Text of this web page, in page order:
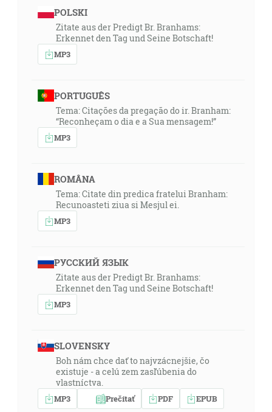
POLSKI
Zitate aus der Predigt Br. Branhams:
Erkennet den Tag und Seine Botschaft!
MP3
PORTUGUÊS
Tema: Citações da pregação do ir. Branham:
“Reconheçam o dia e a Sua mensagem!”
MP3
ROMÂNA
Tema: Citate din predica fratelui Branham:
Recunoasteti ziua si Mesjul ei.
MP3
РУССКИЙ ЯЗЫК
Zitate aus der Predigt Br. Branhams:
Erkennet den Tag und Seine Botschaft!
MP3
SLOVENSKY
Boh nám chce dať to najvzácnejšie, čo
existuje - a celú zem zasľúbenia do
vlastníctva.
MP3 Prečítať PDF EPUB